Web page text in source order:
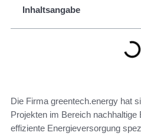
Inhaltsangabe
Die Firma greentech.energy hat
Projekten im Bereich nachhaltige
effiziente Energieversorgung